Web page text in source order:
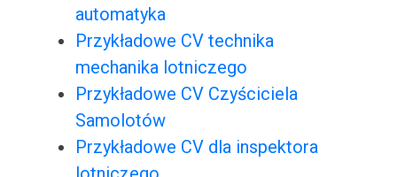
automatyka
Przykładowe CV technika
mechanika lotniczego
Przykładowe CV Czyściciela
Samolotów
Przykładowe CV dla inspektora